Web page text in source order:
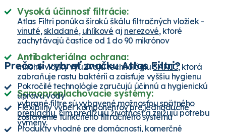
Vysoká účinnosť filtrácie:
Atlas Filtri ponúka širokú škálu filtračných vložiek -
vinuté, skladané, uhlíkové aj nerezové, ktoré
zachytávajú častice od 1 do 90 mikrónov
Antibakteriálna ochrana:
mnohé vložky využívajú technológiuSANIC, ktorá
zabraňuje rastu baktérií a zaisťuje vyššiu hygienu
Samopreplachovacie systémy:
vybrané filtre sú vybavené možnosťouspätného
preplachu, čím predlžujú životnosť a znižujú potrebu
výmeny.
Prečo si vybrať značku Atlas Filtri?
Pokročilé technológie zaručujú účinnú a hygienickú
úpravu vody
Flexibilný výber komponentov pre jednoduché
zostavenie funkčného filtračného systému
Produkty vhodné pre domácnosti, komerčné